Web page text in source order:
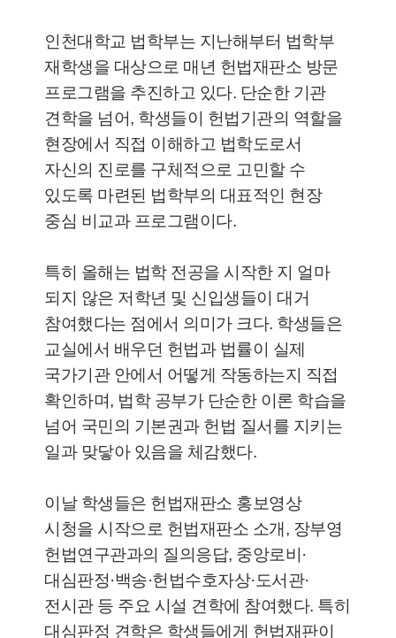
인천대학교 법학부는 지난해부터 법학부
재학생을 대상으로 매년 헌법재판소 방문
프로그램을 추진하고 있다. 단순한 기관
견학을 넘어, 학생들이 헌법기관의 역할을
현장에서 직접 이해하고 법학도로서
자신의 진로를 구체적으로 고민할 수
있도록 마련된 법학부의 대표적인 현장
중심 비교과 프로그램이다.
특히 올해는 법학 전공을 시작한 지 얼마
되지 않은 저학년 및 신입생들이 대거
참여했다는 점에서 의미가 크다. 학생들은
교실에서 배우던 헌법과 법률이 실제
국가기관 안에서 어떻게 작동하는지 직접
확인하며, 법학 공부가 단순한 이론 학습을
넘어 국민의 기본권과 헌법 질서를 지키는
일과 맞닿아 있음을 체감했다.
이날 학생들은 헌법재판소 홍보영상
시청을 시작으로 헌법재판소 소개, 장부영
헌법연구관과의 질의응답, 중앙로비·
대심판정·백송·헌법수호자상·도서관·
전시관 등 주요 시설 견학에 참여했다. 특히
대심판정 견학은 학생들에게 헌법재판이